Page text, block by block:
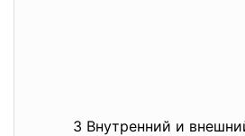
3 Внутренний и